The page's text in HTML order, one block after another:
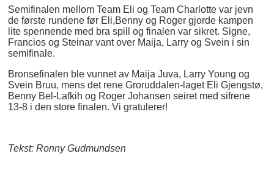
Semifinalen mellom Team Eli og Team Charlotte var jevn
de første rundene før Eli,Benny og Roger gjorde kampen
lite spennende med bra spill og finalen var sikret. Signe,
Francios og Steinar vant over Maija, Larry og Svein i sin
semifinale.
Bronsefinalen ble vunnet av Maija Juva, Larry Young og
Svein Bruu, mens det rene Groruddalen-laget Eli Gjengstø,
Benny Bel-Lafkih og Roger Johansen seiret med sifrene
13-8 i den store finalen. Vi gratulerer!
Tekst: Ronny Gudmundsen